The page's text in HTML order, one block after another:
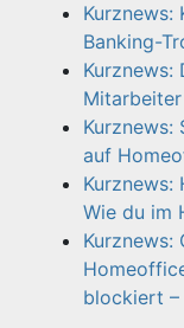
Kurznews:
Banking-
Kurznews:
Kurznews:
auf
Kurznews:
Wie du im
Kurznews:
blockiert –